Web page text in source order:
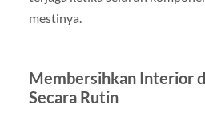
mestinya.
Membersihkan Interior
Secara Rutin